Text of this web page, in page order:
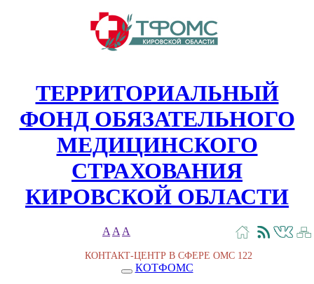
ТЕРРИТОРИАЛЬНЫЙ
ФОНД ОБЯЗАТЕЛЬНОГО
МЕДИЦИНСКОГО
СТРАХОВАНИЯ
КИРОВСКОЙ ОБЛАСТИ
A A A
КОНТАКТ-ЦЕНТР В СФЕРЕ ОМС 122
КОТФОМС